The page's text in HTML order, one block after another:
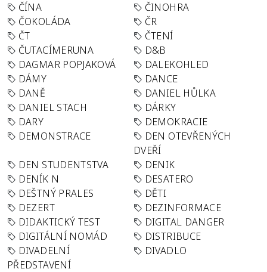
ČÍNA
ČINOHRA
ČOKOLÁDA
ČR
ČT
ČTENÍ
ČUTACÍMERUNA
D&B
DAGMAR POPJAKOVÁ
DALEKOHLED
DÁMY
DANCE
DANĚ
DANIEL HŮLKA
DANIEL STACH
DÁRKY
DARY
DEMOKRACIE
DEMONSTRACE
DEN OTEVŘENÝCH
DVEŘÍ
DEN STUDENTSTVA
DENIK
DENÍK N
DESATERO
DEŠTNÝ PRALES
DĚTI
DEZERT
DEZINFORMACE
DIDAKTICKÝ TEST
DIGITAL DANGER
DIGITÁLNÍ NOMÁD
DISTRIBUCE
DIVADELNÍ
PŘEDSTAVENÍ
DIVADLO